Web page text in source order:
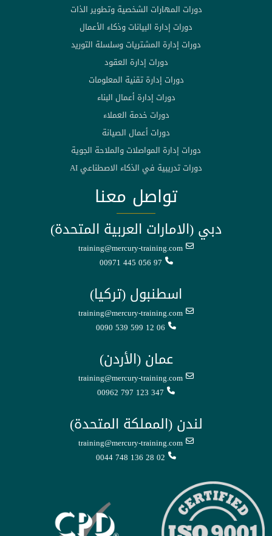
دورات المهارات الشخصية وتطوير الذات
دورات إدارة البيانات وذكاء الأعمال
دورات إدارة المشتريات وسلسلة التوريد
دورات إدارة العقود
دورات إدارة تقنية المعلومات
دورات إدارة أعمال البناء
دورات خدمة العملاء
دورات أعمال الصيانة
دورات إدارة المواصلات والملاحة الجوية
دورات تدريبية في الذكاء الاصطناعي AI
تواصل معنا
دبي (الامارات العربية المتحدة)
training@mercury-training.com
00971 445 056 97
اسطنبول (تركيا)
training@mercury-training.com
0090 539 599 12 06
عمان (الأردن)
training@mercury-training.com
00962 797 123 347
لندن (المملكة المتحدة)
training@mercury-training.com
0044 748 136 28 02